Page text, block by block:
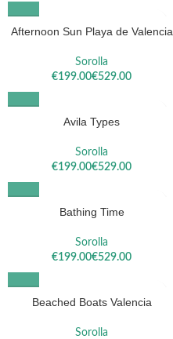
Afternoon Sun Playa de Valencia
Sorolla
€
€
Avila Types
Sorolla
€
€
Bathing Time
Sorolla
€
€
Beached Boats Valencia
Sorolla